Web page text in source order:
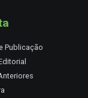
Publicação